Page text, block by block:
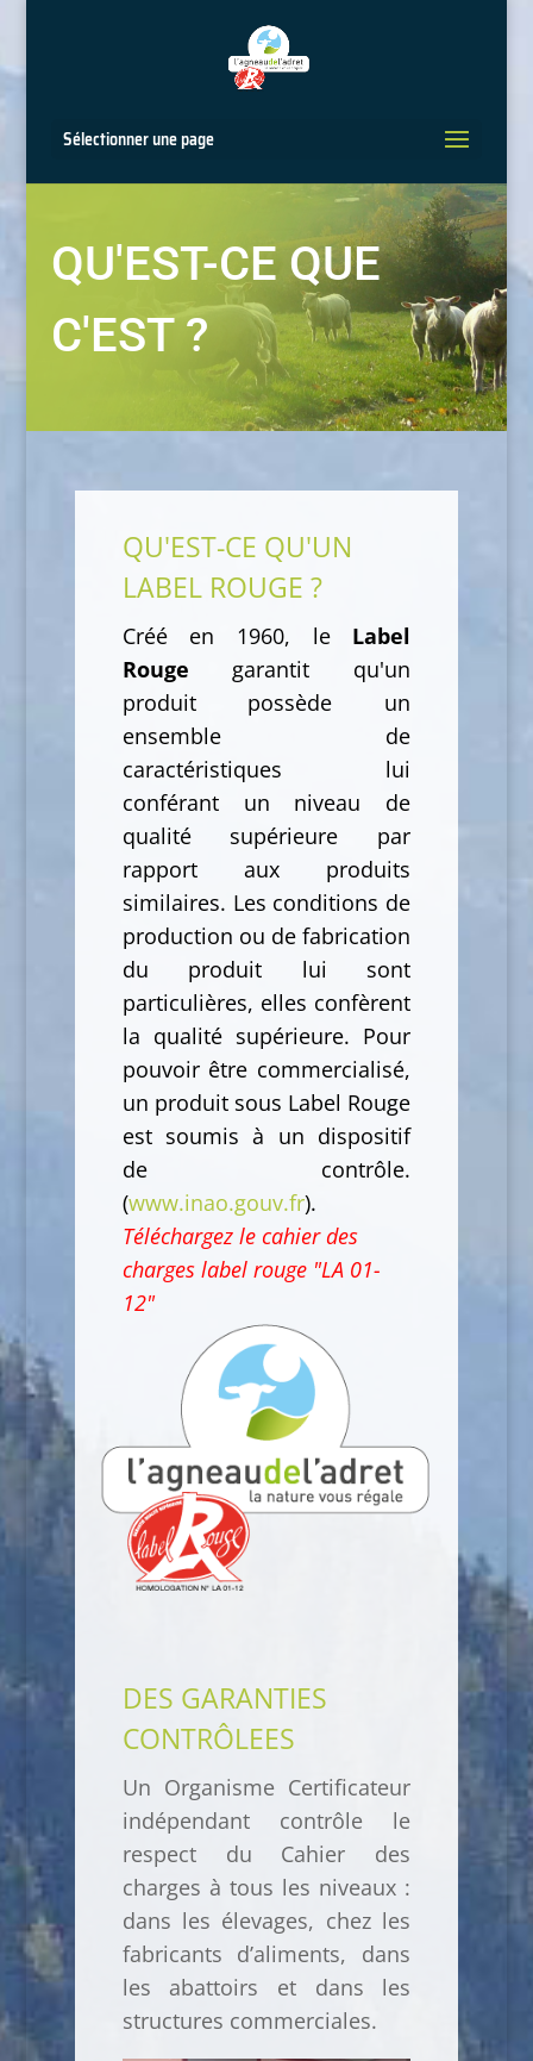
Sélectionner une page
QU'EST-CE QUE
C'EST ?
QU'EST-CE QU'UN
LABEL ROUGE ?
Créé en 1960, le Label
Rouge garantit qu'un
produit possède un
ensemble de
caractéristiques lui
conférant un niveau de
qualité supérieure par
rapport aux produits
similaires. Les conditions de
production ou de fabrication
du produit lui sont
particulières, elles confèrent
la qualité supérieure. Pour
pouvoir être commercialisé,
un produit sous Label Rouge
est soumis à un dispositif
de contrôle.
(www.inao.gouv.fr).
Téléchargez le cahier des
charges label rouge "LA 01-
12"
DES GARANTIES
CONTRÔLEES
Un Organisme Certificateur
indépendant contrôle le
respect du Cahier des
charges à tous les niveaux :
dans les élevages, chez les
fabricants d’aliments, dans
les abattoirs et dans les
structures commerciales.